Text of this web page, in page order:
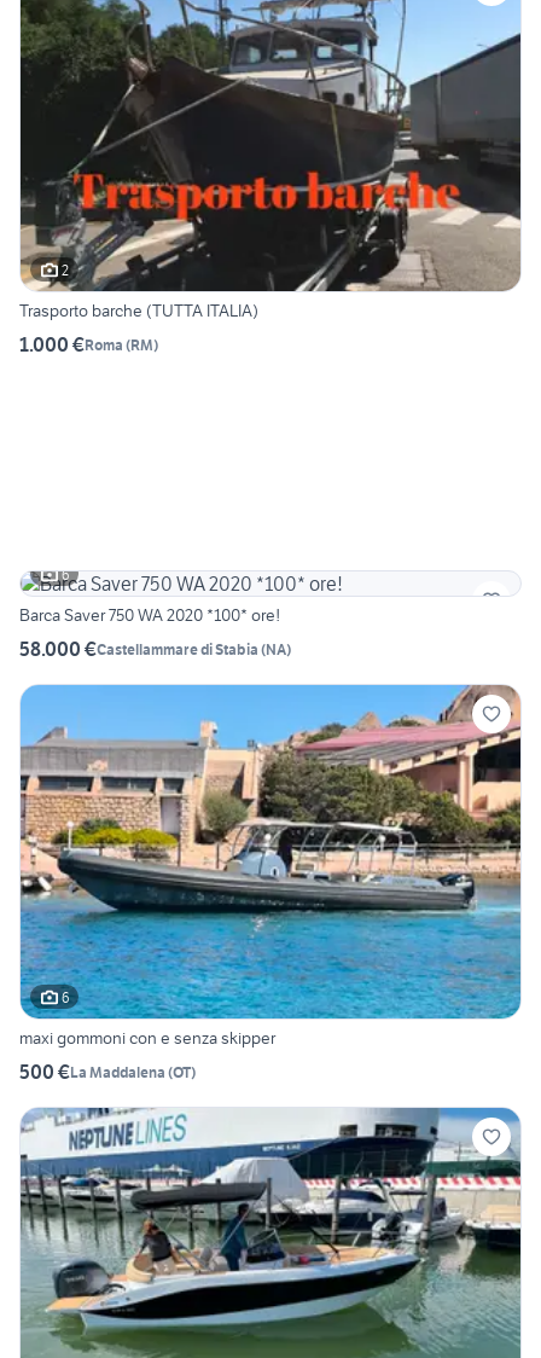
2
Trasporto barche (TUTTA ITALIA)
1.000 €Roma (RM)
6
Barca Saver 750 WA 2020 *100* ore!
58.000 €Castellammare di Stabia (NA)
6
maxi gommoni con e senza skipper
500 €La Maddalena (OT)